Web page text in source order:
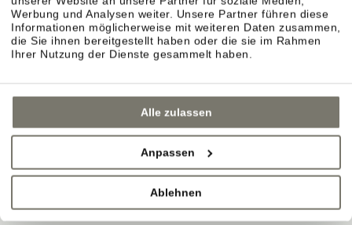
Werbung und Analysen weiter. Unsere Partner führen diese
Informationen möglicherweise mit weiteren Daten zusammen,
die Sie ihnen bereitgestellt haben oder die sie im Rahmen
Ihrer Nutzung der Dienste gesammelt haben.
Alle zulassen
Anpassen
Ablehnen
MANCHMAL REICHT DAS
AUS, UM SICH GUT ZU
FÜHLEN.
JETZT BUCHEN